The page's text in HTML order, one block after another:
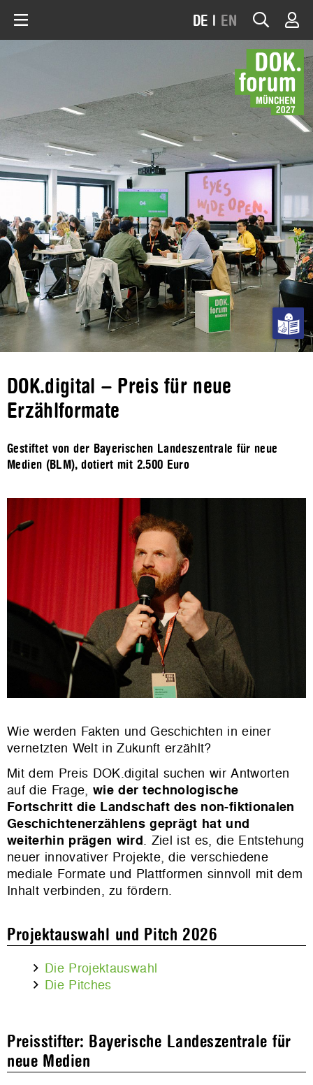
DE | EN
DOK.digital – Preis für neue
Erzählformate
Gestiftet von der Bayerischen Landeszentrale für neue
Medien (BLM), dotiert mit 2.500 Euro
Wie werden Fakten und Geschichten in einer
vernetzten Welt in Zukunft erzählt?
Mit dem Preis DOK.digital suchen wir Antworten
auf die Frage, wie der technologische
Fortschritt die Landschaft des non-fiktionalen
Geschichtenerzählens geprägt hat und
weiterhin prägen wird. Ziel ist es, die Entstehung
neuer innovativer Projekte, die verschiedene
mediale Formate und Plattformen sinnvoll mit dem
Inhalt verbinden, zu fördern.
Projektauswahl und Pitch 2026
Die Projektauswahl
Die Pitches
Preisstifter: Bayerische Landeszentrale für
neue Medien